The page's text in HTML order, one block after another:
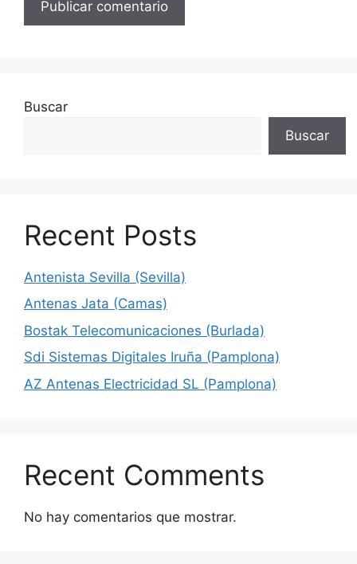
Buscar
Buscar
Recent Posts
Antenista Sevilla (Sevilla)
Antenas Jata (Camas)
Bostak Telecomunicaciones (Burlada)
Sdi Sistemas Digitales Iruña (Pamplona)
AZ Antenas Electricidad SL (Pamplona)
Recent Comments
No hay comentarios que mostrar.